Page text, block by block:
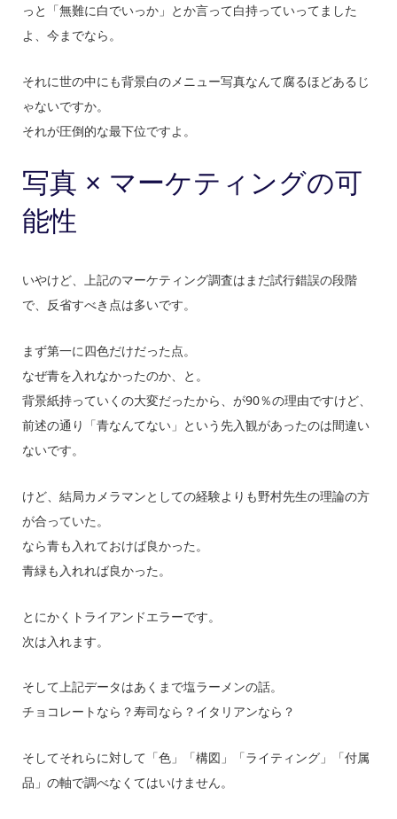
っと「無難に白でいっか」とか言って白持っていってました
よ、今までなら。
それに世の中にも背景白のメニュー写真なんて腐るほどあるじ
ゃないですか。
それが圧倒的な最下位ですよ。
写真 × マーケティングの可
能性
いやけど、上記のマーケティング調査はまだ試行錯誤の段階
で、反省すべき点は多いです。
まず第一に四色だけだった点。
なぜ青を入れなかったのか、と。
背景紙持っていくの大変だったから、が90％の理由ですけど、
前述の通り「青なんてない」という先入観があったのは間違い
ないです。
けど、結局カメラマンとしての経験よりも野村先生の理論の方
が合っていた。
なら青も入れておけば良かった。
青緑も入れれば良かった。
とにかくトライアンドエラーです。
次は入れます。
そして上記データはあくまで塩ラーメンの話。
チョコレートなら？寿司なら？イタリアンなら？
そしてそれらに対して「色」「構図」「ライティング」「付属
品」の軸で調べなくてはいけません。